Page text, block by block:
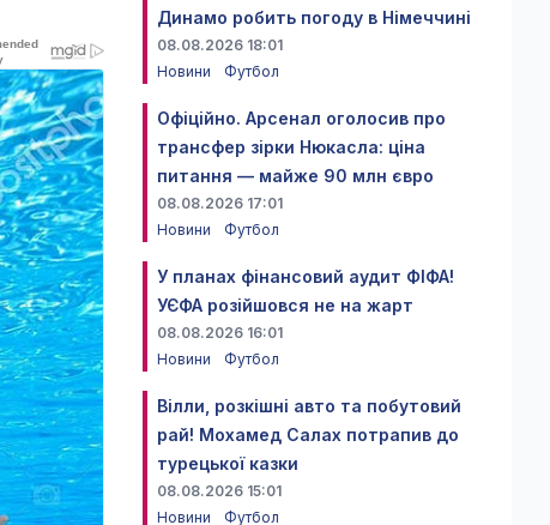
Динамо робить погоду в Німеччині
08.08.2026 18:01
Новини
Футбол
Офіційно. Арсенал оголосив про
трансфер зірки Нюкасла: ціна
питання — майже 90 млн євро
08.08.2026 17:01
Новини
Футбол
У планах фінансовий аудит ФІФА!
УЄФА розійшовся не на жарт
08.08.2026 16:01
Новини
Футбол
Вілли, розкішні авто та побутовий
рай! Мохамед Салах потрапив до
турецької казки
08.08.2026 15:01
Новини
Футбол